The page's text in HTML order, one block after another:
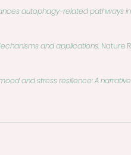
autophagy-related pathways
and applications. Nature
and stress resilience: A narrative